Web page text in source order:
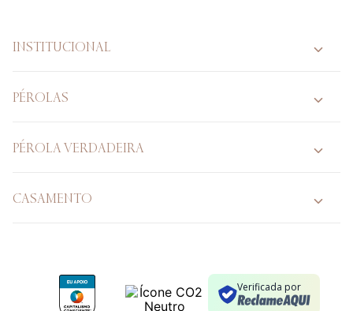
INSTITUCIONAL
PÉROLAS
PÉROLA VERDADEIRA
CASAMENTO
Verificada por